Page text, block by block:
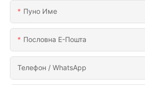
Пуно Име
Пословна Е-Пошта
Телефон / WhatsApp